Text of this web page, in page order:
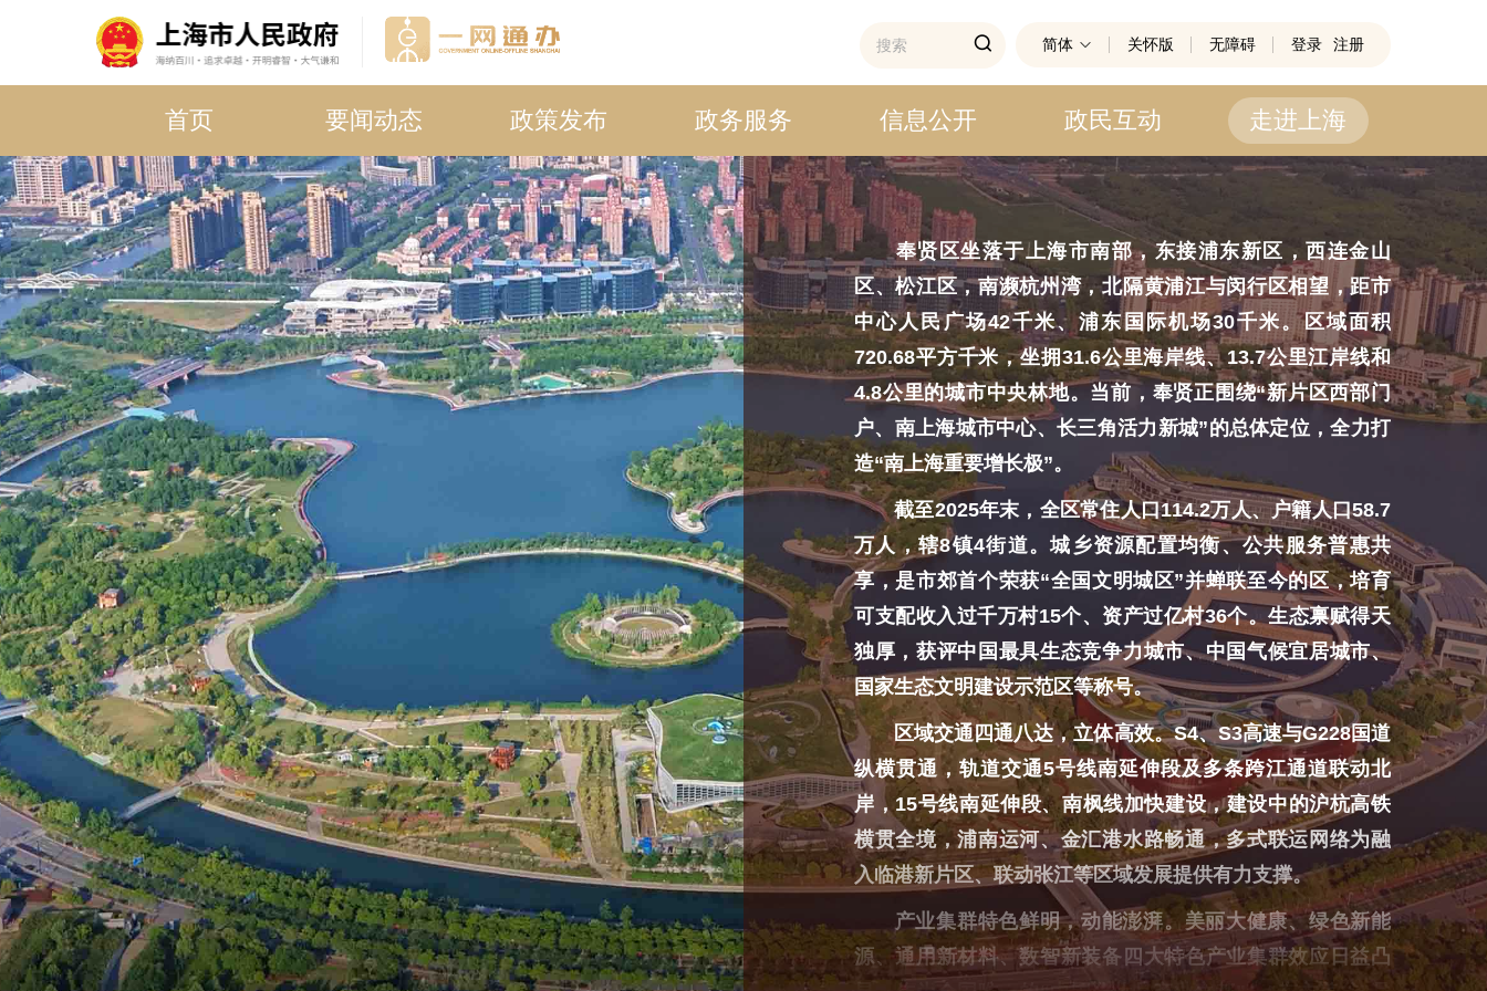
简体 关怀版 无障碍 登录 注册
首页 要闻动态 政策发布 政务服务 信息公开 政民互动 走进上海
奉贤区坐落于上海市南部，东接浦东新区，西连金山
区、松江区，南濒杭州湾，北隔黄浦江与闵行区相望，距市
中心人民广场42千米、浦东国际机场30千米。区域面积
720.68平方千米，坐拥31.6公里海岸线、13.7公里江岸线和
4.8公里的城市中央林地。当前，奉贤正围绕“新片区西部门
户、南上海城市中心、长三角活力新城”的总体定位，全力打
造“南上海重要增长极”。
截至2025年末，全区常住人口114.2万人、户籍人口58.7
万人，辖8镇4街道。城乡资源配置均衡、公共服务普惠共
享，是市郊首个荣获“全国文明城区”并蝉联至今的区，培育
可支配收入过千万村15个、资产过亿村36个。生态禀赋得天
独厚，获评中国最具生态竞争力城市、中国气候宜居城市、
国家生态文明建设示范区等称号。
区域交通四通八达，立体高效。S4、S3高速与G228国道
纵横贯通，轨道交通5号线南延伸段及多条跨江通道联动北
岸，15号线南延伸段、南枫线加快建设，建设中的沪杭高铁
横贯全境，浦南运河、金汇港水路畅通，多式联运网络为融
入临港新片区、联动张江等区域发展提供有力支撑。
产业集群特色鲜明，动能澎湃。美丽大健康、绿色新能
源、通用新材料、数智新装备四大特色产业集群效应日益凸